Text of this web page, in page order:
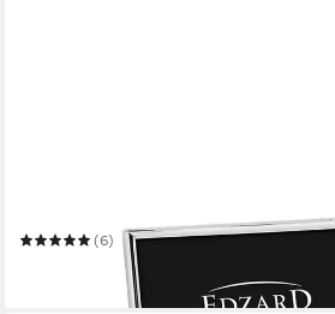
(6)
in 3-4 Werktagen bei dir